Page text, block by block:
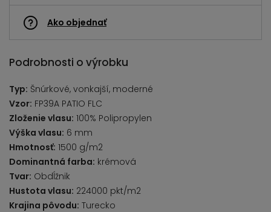
Ako objednať
Podrobnosti o výrobku
Typ: Šnúrkové, vonkajší, moderné
Vzor: FP39A PATIO FLC
Zloženie vlasu: 100% Polipropylen
Výška vlasu: 6 mm
Hmotnosť: 1500 g/m2
Dominantná farba: krémová
Tvar: Obdĺžnik
Hustota vlasu: 224000 pkt/m2
Krajina pôvodu: Turecko